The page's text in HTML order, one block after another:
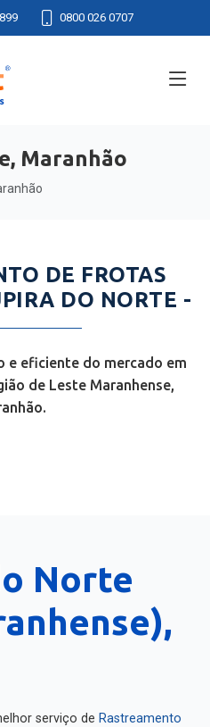
0800 026 0707
Maranhão
DE FROTAS
DO NORTE -
e eficiente do mercado em
de Leste Maranhense,
Norte
serviço de Rastreamento